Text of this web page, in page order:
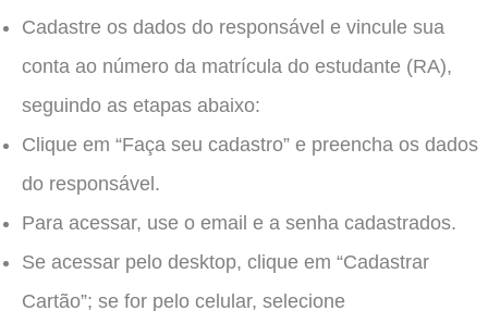
Cadastre os dados do responsável e vincule sua
conta ao número da matrícula do estudante (RA),
seguindo as etapas abaixo:
Clique em “Faça seu cadastro” e preencha os dados
do responsável.
Para acessar, use o email e a senha cadastrados.
Se acessar pelo desktop, clique em “Cadastrar
Cartão”; se for pelo celular, selecione